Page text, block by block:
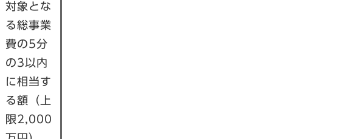
対象とな
る総事業
費の5分
の3以内
に相当す
る額（上
限2,000